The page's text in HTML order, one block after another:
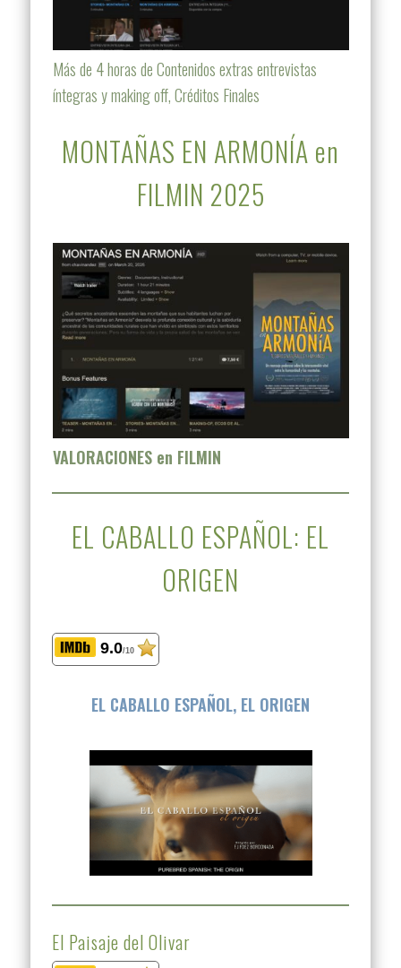
Más de 4 horas de Contenidos extras entrevistas
íntegras y making off, Créditos Finales
MONTAÑAS EN ARMONÍA en
FILMIN 2025
VALORACIONES en FILMIN
EL CABALLO ESPAÑOL: EL
ORIGEN
9.0/10
EL CABALLO ESPAÑOL, EL ORIGEN
El Paisaje del Olivar